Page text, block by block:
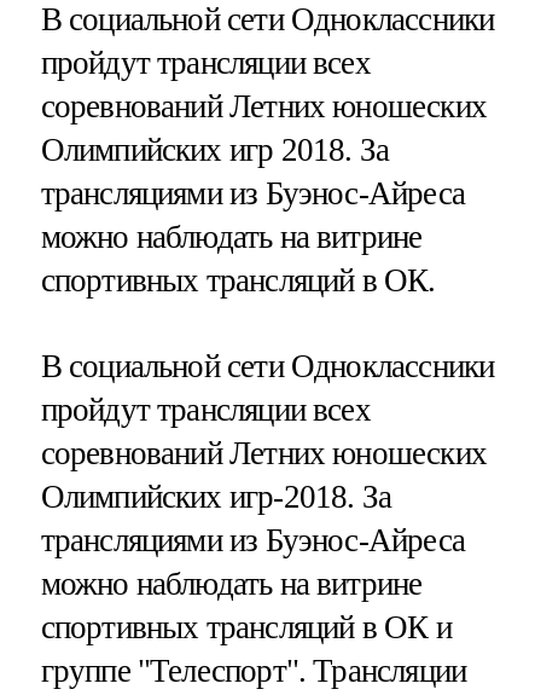
В социальной сети Одноклассники
пройдут трансляции всех
соревнований Летних юношеских
Олимпийских игр 2018. За
трансляциями из Буэнос-Айреса
можно наблюдать на витрине
спортивных трансляций в ОК.
В социальной сети Одноклассники
пройдут трансляции всех
соревнований Летних юношеских
Олимпийских игр-2018. За
трансляциями из Буэнос-Айреса
можно наблюдать на витрине
спортивных трансляций в ОК и
группе "Телеспорт". Трансляции